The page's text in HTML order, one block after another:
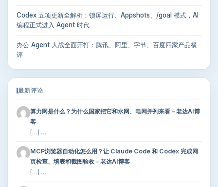
Codex 五项更新全解析：锁屏运行、Appshots、/goal 模式，AI
编程正式进入 Agent 时代
办公 Agent 大战全面开打：腾讯、阿里、字节、百度四家产品横
评
最新评论
算力网是什么？为什么国家把它和水网、电网并列来看 – 老达AI博
客
[…] …
MCP浏览器自动化怎么用？让 Claude Code 和 Codex 完成网
页检查、填表和截图验收 – 老达AI博客
[…] …